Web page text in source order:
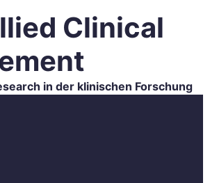
Clinical
in der klinischen Forschung